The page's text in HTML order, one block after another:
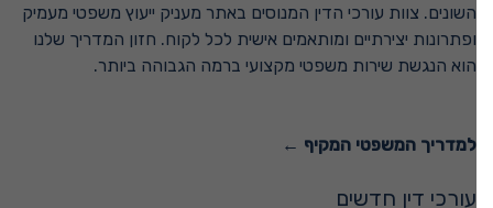
השונים. צוות עורכי הדין המנוסים באתר מעניק ייעוץ משפטי מעמיק
ופתרונות יצירתיים ומותאמים אישית לכל לקוח. חזון המדריך שלנו
הוא הנגשת שירות משפטי מקצועי ברמה הגבוהה ביותר.
למדריך המשפטי המקיף ←
עורכי דין חדשים